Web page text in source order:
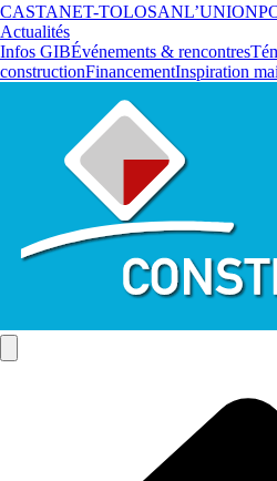
CASTANET-TOLOSANL’UNION
Actualités
Infos GIBÉvénements & rencontres
constructionFinancementInspiration